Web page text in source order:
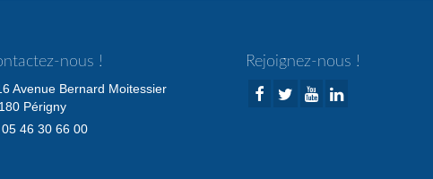
nous !
Avenue Bernard Moitessier
Périgny
05 46 30 66 00
Rejoignez-nous !